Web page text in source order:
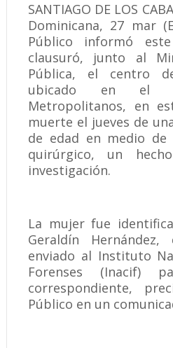
SANTIAGO DE LOS
Dominicana, 27 mar
Público informó
clausuró, junto al
Pública, el centro
ubicado en el
Metropolitanos, en
muerte el jueves de
de edad en medio
quirúrgico, un
investigación.
La mujer fue
Geraldín
enviado al Instituto
Forenses (Inacif)
correspondiente,
Público en un